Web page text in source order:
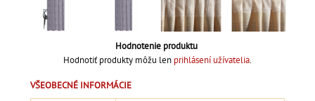
Hodnotenie produktu
Hodnotiť produkty môžu len prihlásení užívatelia.
VŠEOBECNÉ INFORMÁCIE